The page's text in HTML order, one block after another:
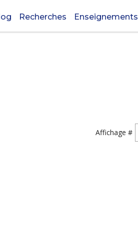
Recherches Enseignements
Affichage #